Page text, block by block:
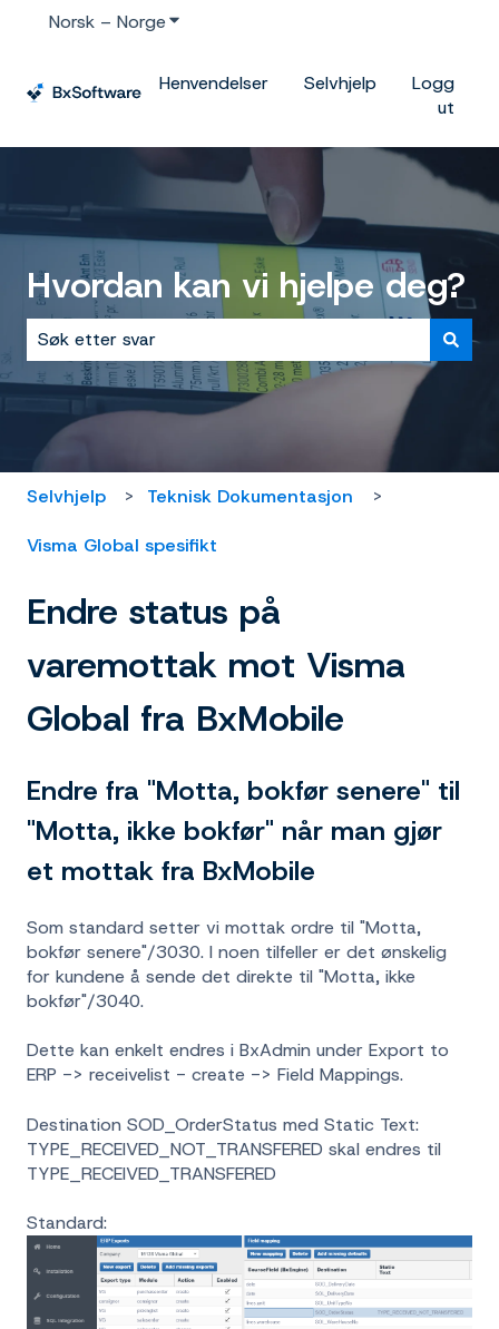
Norsk – NorgeVis undermeny for oversettelser
Henvendelser Selvhjelp
Logg
ut
Hvordan kan vi hjelpe deg?
Det finnes ingen forslag fordi søkefeltet er tomt.
Selvhjelp Teknisk Dokumentasjon
Visma Global spesifikt
Endre status på
varemottak mot Visma
Global fra BxMobile
Endre fra "Motta, bokfør senere" til
"Motta, ikke bokfør" når man gjør
et mottak fra BxMobile
Som standard setter vi mottak ordre til "Motta,
bokfør senere"/3030. I noen tilfeller er det ønskelig
for kundene å sende det direkte til "Motta, ikke
bokfør"/3040.
Dette kan enkelt endres i BxAdmin under Export to
ERP -> receivelist - create -> Field Mappings.
Destination SOD_OrderStatus med Static Text:
TYPE_RECEIVED_NOT_TRANSFERED skal endres til
TYPE_RECEIVED_TRANSFERED
Standard: